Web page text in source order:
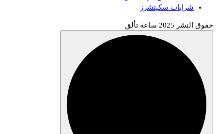
شرابات سكيتشرز
حقوق النشر 2025 ساعة تألق